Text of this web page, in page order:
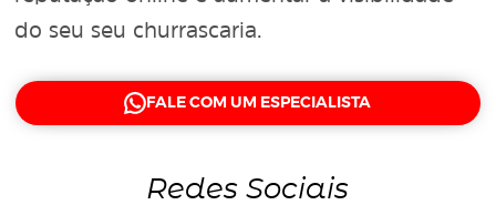
do seu seu churrascaria.
FALE COM UM ESPECIALISTA
Redes Sociais